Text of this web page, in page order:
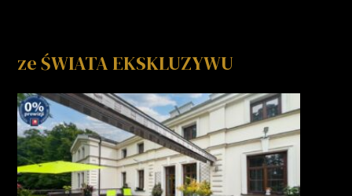
ze ŚWIATA EKSKLUZYWU